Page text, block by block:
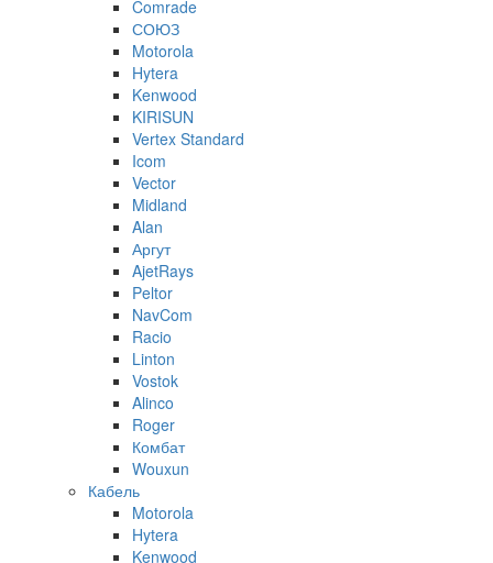
Comrade
СОЮЗ
Motorola
Hytera
Kenwood
KIRISUN
Vertex Standard
Icom
Vector
Midland
Alan
Аргут
AjetRays
Peltor
NavCom
Racio
Linton
Vostok
Alinco
Roger
Комбат
Wouxun
Кабель
Motorola
Hytera
Kenwood